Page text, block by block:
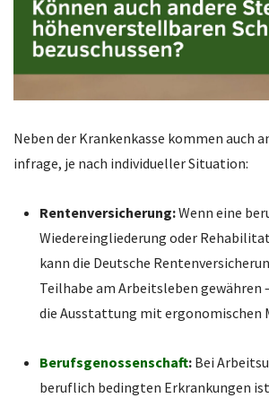
Neben der Krankenkasse kommen auch
infrage, je nach individueller Situation:
Rentenversicherung:Wenn eine
Wiedereingliederung oder
kann die Deutsche
Teilhabe am Arbeitsleben gewähren
die Ausstattung mit ergonomischen
Berufsgenossenschaft:Bei
beruflich bedingten Erkrankungen